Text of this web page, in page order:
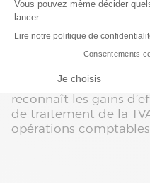
Bien que certaines
réfractaires au
Sage FRP 1000 sont
notamment pour la
Aujourd’hui, l’équipe
reconnaît les gains
de traitement de la
opérations